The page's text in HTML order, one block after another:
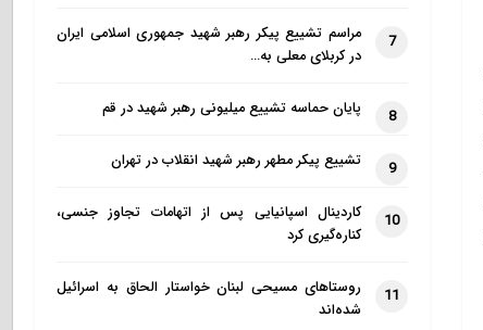
7
مراسم تشییع پیکر رهبر شهید جمهوری اسلامی ایران
در کربلای معلی به…
8 پایان حماسه تشییع میلیونی رهبر شهید در قم
9 تشییع پیکر مطهر رهبر شهید انقلاب در تهران
10
کاردینال اسپانیایی پس از اتهامات تجاوز جنسی،
کناره‌گیری کرد
11
روستاهای مسیحی لبنان خواستار الحاق به اسرائیل
شده‌اند